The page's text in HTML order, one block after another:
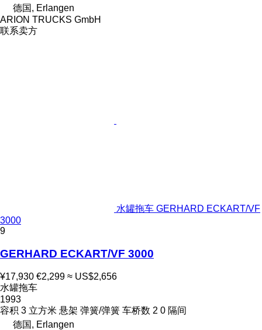
德国, Erlangen
ARION TRUCKS GmbH
联系卖方
水罐拖车 GERHARD ECKART/VF
3000
9
GERHARD ECKART/VF 3000
¥17,930 €2,299 ≈ US$2,656
水罐拖车
1993
容积 3 立方米 悬架 弹簧/弹簧 车桥数 2 0 隔间
德国, Erlangen